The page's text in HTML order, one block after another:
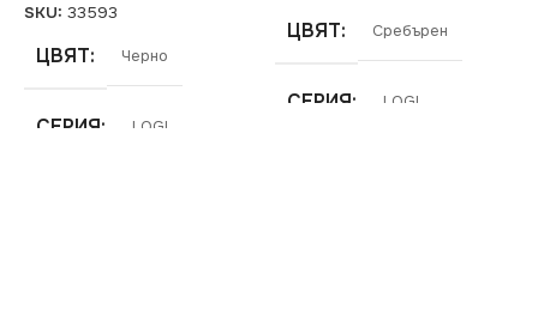
SKU: 33593
ЦВЯТ Черно
СЕРИЯ LOGI
ЦВЯТ Сребърен
СЕРИЯ LOGI